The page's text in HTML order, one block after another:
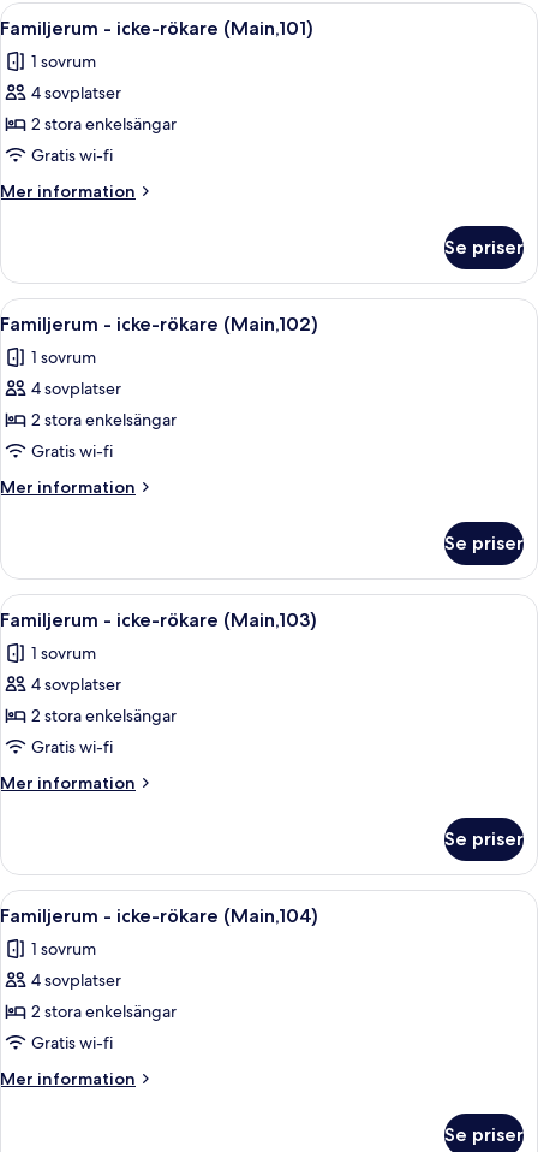
Öppna
alla
foton
för
Familjerum
-
icke-
rökare
Ett litet hotellrum med en säng, ett
24
Familjerum - icke-rökare (Main,101)
1 sovrum
4 sovplatser
2 stora enkelsängar
Gratis wi-fi
Mer information
Mer
-
icke-
rökare
(Main,101)
Se priser
Öppna
alla
foton
för
Familjerum
-
icke-
rökare
Ett kompakt hotellrum med en
24
Familjerum - icke-rökare (Main,102)
1 sovrum
4 sovplatser
2 stora enkelsängar
Gratis wi-fi
Mer information
Mer
-
icke-
rökare
(Main,102)
Se priser
Öppna
alla
foton
för
Familjerum
-
icke-
rökare
Ett litet hotellrum med en säng, ett
24
Familjerum - icke-rökare (Main,103)
1 sovrum
4 sovplatser
2 stora enkelsängar
Gratis wi-fi
Mer information
Mer
-
icke-
rökare
(Main,103)
Se priser
Öppna
alla
foton
för
Familjerum
-
icke-
rökare
Ett kompakt hotellrum med en
24
Familjerum - icke-rökare (Main,104)
1 sovrum
4 sovplatser
2 stora enkelsängar
Gratis wi-fi
Mer information
Mer
Se priser